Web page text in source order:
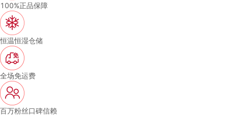
100%正品保障
恒温恒湿仓储
全场免运费
百万粉丝口碑信赖